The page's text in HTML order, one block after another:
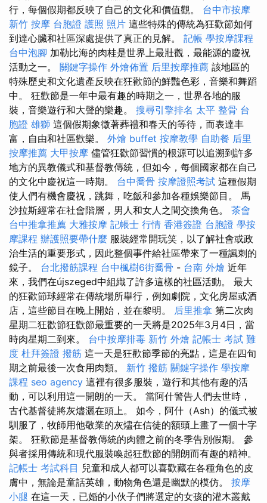
行，每個假期都反映了自己的文化和價值觀。 台中市按摩
新竹 按摩 台胞證 護照 照片 這些特殊的傳統為狂歡節如何
到達心臟和社區深處提供了真正的見解。 記帳 學按摩課程
台中泡腳 加勒比海的肉桂是世界上最壯觀，最能源的慶祝
活動之一。 關鍵字操作 外燴佈置 后里按摩推薦 該地區的
特殊歷史和文化遺產反映在狂歡節的鮮豔色彩，音樂和舞蹈
中。 狂歡節是一年中最有趣的時期之一，世界各地的服
裝，音樂遊行和大聲的樂趣。 搜尋引擎排名 太平 整骨 台
胞證 雄獅 這個假期象徵著葬禮和春天的等待，而表達丰
富，自由和社區歡樂。 外燴 buffet 按摩教學 自助餐 后里
按摩推薦 大甲按摩 儘管狂歡節習慣的根源可以追溯到許多
地方的異教儀式和基督教傳統，但如今，每個國家都在自己
的文化中慶祝這一時期。 台中喬骨 按摩證照考試 這種假期
使人們有機會慶祝，跳舞，吃飯和參加各種娛樂節目。 馬
沙拉斯經常在社會階層，男人和女人之間交換角色。 茶會
台中推拿推薦 大雅按摩 記帳士 行情 香港簽證 台胞證 學按
摩課程 辦護照要帶什麼 服裝經常開玩笑，以了解社會或政
治生活的重要形式，因此整個事件給社區帶來了一種諷刺的
鏡子。 台北撥筋課程 台中楓樹6街喬骨 - 台南 外燴 近年
來，我們在újszeged中組織了許多這樣的社區活動。 最大
的狂歡節球經常在傳統場所舉行，例如劇院，文化房屋或酒
店，這些節目在晚上開始，並在黎明。 后里推拿 第二次肉
星期二狂歡節狂歡節最重要的一天將是2025年3月4日，當
時肉星期二到來。 台中按摩排毒 新竹 外燴 記帳士 考試 難
度 杜拜簽證 撥筋 這一天是狂歡節季節的亮點，這是在四旬
期之前最後一次食用肉類。 新竹 撥筋 關鍵字操作 學按摩
課程 seo agency 這裡有很多服裝，遊行和其他有趣的活
動，可以利用這一開朗的一天。 當阿什警告人們去世時，
古代基督徒將灰燼灑在頭上。 如今，阿什（Ash）的儀式被
馴服了，牧師用他敬業的灰燼在信徒的額頭上畫了一個十字
架。 狂歡節是基督教傳統的肉體之前的冬季告別假期。 參
與者採用傳統和現代服裝喚起狂歡節的開朗而有趣的精神。
記帳士 考試科目 兒童和成人都可以喜歡藏在各種角色的皮
膚中，無論是童話英雄，動物角色還是幽默的模仿。 按摩
小腿 在這一天，已婚的小伙子們將選定的女孩的灌木叢戴